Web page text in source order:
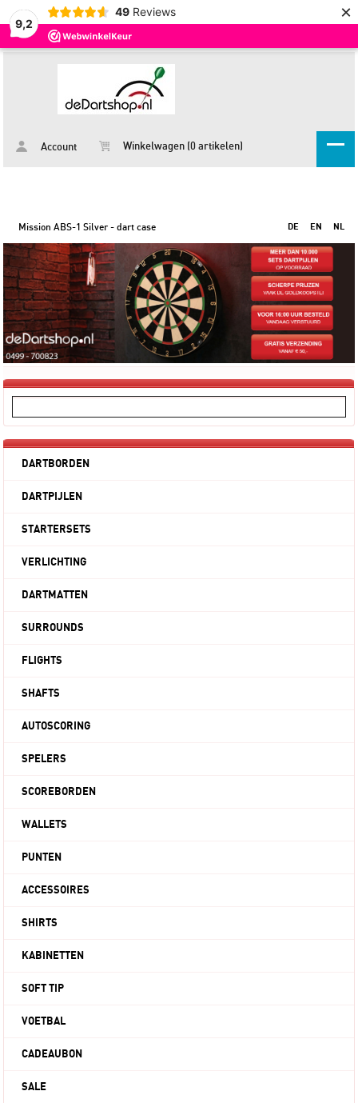
9,2
49 Reviews ×
Account Winkelwagen (0 artikelen)
Mission ABS-1 Silver - dart case DE EN NL
DARTBORDEN
DARTPIJLEN
STARTERSETS
VERLICHTING
DARTMATTEN
SURROUNDS
FLIGHTS
SHAFTS
AUTOSCORING
SPELERS
SCOREBORDEN
WALLETS
PUNTEN
ACCESSOIRES
SHIRTS
KABINETTEN
SOFT TIP
VOETBAL
CADEAUBON
SALE